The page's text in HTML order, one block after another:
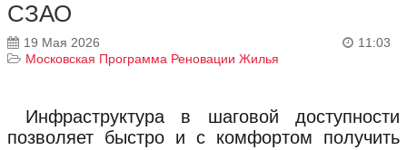
СЗАО
19 Мая 2026
11:03
Московская Программа Реновации Жилья
Инфраструктура в шаговой доступности
позволяет быстро и с комфортом получить